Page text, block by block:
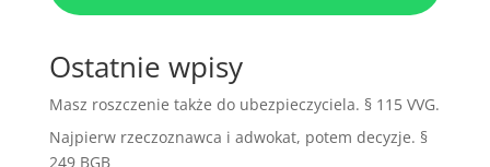
Ostatnie wpisy
Masz roszczenie także do ubezpieczyciela. § 115 VVG.
Najpierw rzeczoznawca i adwokat, potem decyzje. §
249 BGB